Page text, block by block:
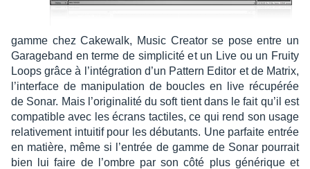
gamme chez Cake­walk, Music Crea­tor se pose entre un
Gara­ge­band en terme de simpli­cité et un Live ou un Fruity
Loops grâce à l’in­té­gra­tion d’un Pattern Editor et de Matrix,
l’in­ter­face de mani­pu­la­tion de boucles en live récu­pé­rée
de Sonar. Mais l’ori­gi­na­lité du soft tient dans le fait qu’il est
compa­tible avec les écrans tactiles, ce qui rend son usage
rela­ti­ve­ment intui­tif pour les débu­tants. Une parfaite entrée
en matière, même si l’en­trée de gamme de Sonar pour­rait
bien lui faire de l’ombre par son côté plus géné­rique et